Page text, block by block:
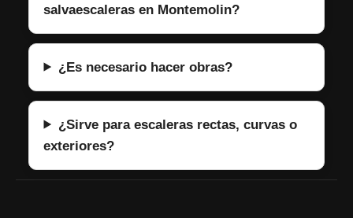
salvaescaleras en Montemolin?
¿Es necesario hacer obras?
¿Sirve para escaleras rectas, curvas o
exteriores?